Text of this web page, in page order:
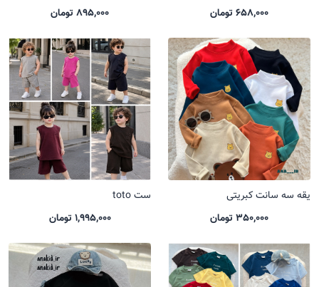
658,000 تومان
895,000 تومان
یقه سه سانت کبریتی
350,000 تومان
ست toto
1,995,000 تومان